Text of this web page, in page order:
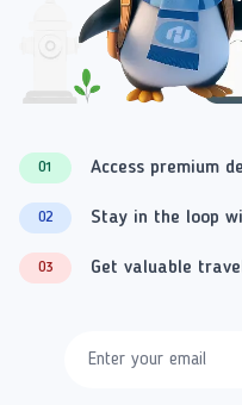
01 Access premium
02 Stay in the loop
03 Get valuable